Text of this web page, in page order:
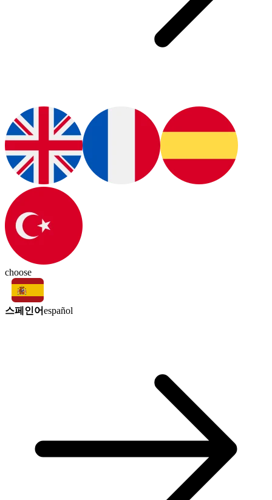
choose
스페인어español